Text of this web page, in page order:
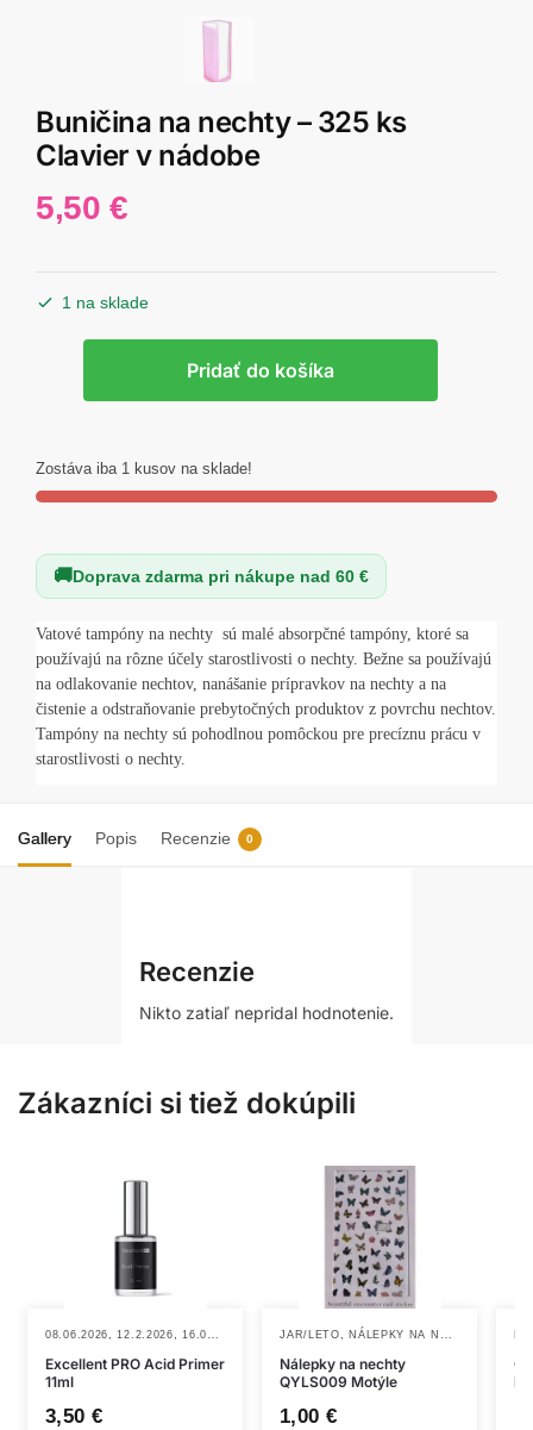
Buničina na nechty – 325 ks
Clavier v nádobe
5,50 €
Vatové tampóny na nechty sú malé absorpčné tampóny, ktoré sa
používajú na rôzne účely starostlivosti o nechty. Bežne sa používajú
na odlakovanie nechtov, nanášanie prípravkov na nechty a na
čistenie a odstraňovanie prebytočných produktov z povrchu nechtov.
Tampóny na nechty sú pohodlnou pomôckou pre precíznu prácu v
starostlivosti o nechty.
1 na sklade
–
325
Clavier
Pridať do košíka
Zostáva iba 1 kusov na sklade!
Doprava zdarma pri nákupe nad 60 €
Gallery Popis Recenzie 0
Recenzie
Nikto zatiaľ nepridal hodnotenie.
Zákazníci si tiež dokúpili
08.06.2026 ,12.2.2026 ,16.03.2026 NOVINKY,PRIMER,PRIMER EXCELLENT PRO
Excellent PRO Acid Primer
11ml
3,50 €
JAR/LETO , NÁLEPKY NA NECHTY
Nálepky na nechty
QYLS009 Motýle
1,00 €